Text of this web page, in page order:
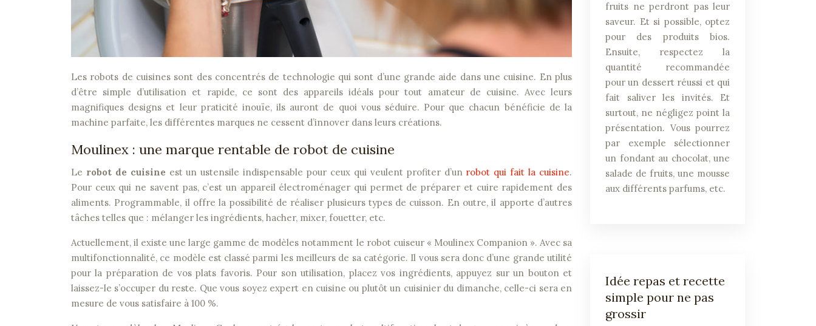
Les robots de cuisines sont des concentrés de technologie qui sont d’une grande aide dans une cuisine. En plus
d’être simple d’utilisation et rapide, ce sont des appareils idéals pour tout amateur de cuisine. Avec leurs
magnifiques designs et leur praticité inouïe, ils auront de quoi vous séduire. Pour que chacun bénéficie de la
machine parfaite, les différentes marques ne cessent d’innover dans leurs créations.
Moulinex : une marque rentable de robot de cuisine
Le robot de cuisine est un ustensile indispensable pour ceux qui veulent profiter d’un robot qui fait la cuisine.
Pour ceux qui ne savent pas, c’est un appareil électroménager qui permet de préparer et cuire rapidement des
aliments. Programmable, il offre la possibilité de réaliser plusieurs types de cuisson. En outre, il apporte d’autres
tâches telles que : mélanger les ingrédients, hacher, mixer, fouetter, etc.
Actuellement, il existe une large gamme de modèles notamment le robot cuiseur « Moulinex Companion ». Avec sa
multifonctionnalité, ce modèle est classé parmi les meilleurs de sa catégorie. Il vous sera donc d’une grande utilité
pour la préparation de vos plats favoris. Pour son utilisation, placez vos ingrédients, appuyez sur un bouton et
laissez-le s’occuper du reste. Que vous soyez expert en cuisine ou plutôt un cuisinier du dimanche, celle-ci sera en
mesure de vous satisfaire à 100 %.
fruits ne perdront pas leur
saveur. Et si possible, optez
pour des produits bios.
Ensuite, respectez la
quantité recommandée
pour un dessert réussi et qui
fait saliver les invités. Et
surtout, ne négligez point la
présentation. Vous pourrez
par exemple sélectionner
un fondant au chocolat, une
salade de fruits, une mousse
aux différents parfums, etc.
Idée repas et recette
simple pour ne pas
grossir